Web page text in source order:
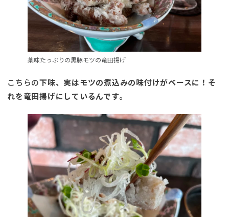
薬味たっぷりの黒豚モツの竜田揚げ
こちらの下味、実はモツの煮込みの味付けがベースに！そ
れを竜田揚げにしているんです。